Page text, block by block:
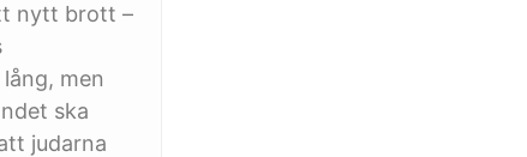
nytt brott –
men
ska
judarna